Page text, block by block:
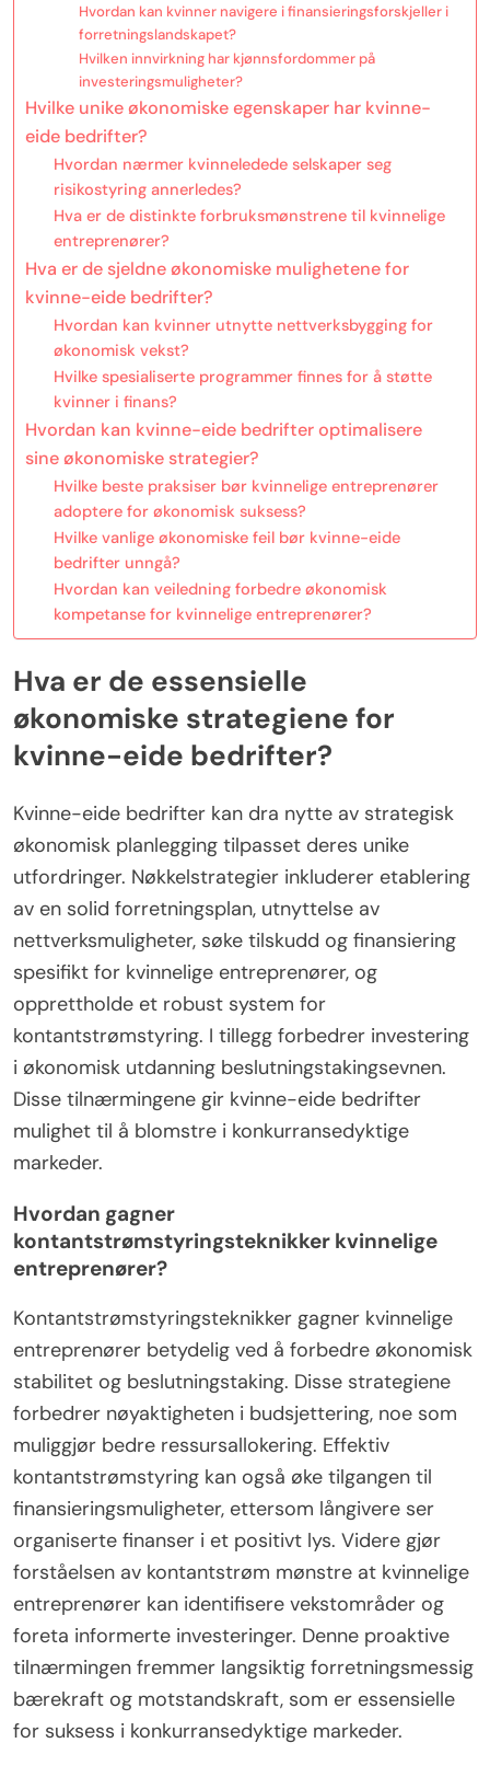
Hvordan kan kvinner navigere i finansieringsforskjeller i
forretningslandskapet?
Hvilken innvirkning har kjønnsfordommer på
investeringsmuligheter?
Hvilke unike økonomiske egenskaper har kvinne-
eide bedrifter?
Hvordan nærmer kvinneledede selskaper seg
risikostyring annerledes?
Hva er de distinkte forbruksmønstrene til kvinnelige
entreprenører?
Hva er de sjeldne økonomiske mulighetene for
kvinne-eide bedrifter?
Hvordan kan kvinner utnytte nettverksbygging for
økonomisk vekst?
Hvilke spesialiserte programmer finnes for å støtte
kvinner i finans?
Hvordan kan kvinne-eide bedrifter optimalisere
sine økonomiske strategier?
Hvilke beste praksiser bør kvinnelige entreprenører
adoptere for økonomisk suksess?
Hvilke vanlige økonomiske feil bør kvinne-eide
bedrifter unngå?
Hvordan kan veiledning forbedre økonomisk
kompetanse for kvinnelige entreprenører?
Hva er de essensielle
økonomiske strategiene for
kvinne-eide bedrifter?
Kvinne-eide bedrifter kan dra nytte av strategisk
økonomisk planlegging tilpasset deres unike
utfordringer. Nøkkelstrategier inkluderer etablering
av en solid forretningsplan, utnyttelse av
nettverksmuligheter, søke tilskudd og finansiering
spesifikt for kvinnelige entreprenører, og
opprettholde et robust system for
kontantstrømstyring. I tillegg forbedrer investering
i økonomisk utdanning beslutningstakingsevnen.
Disse tilnærmingene gir kvinne-eide bedrifter
mulighet til å blomstre i konkurransedyktige
markeder.
Hvordan gagner
kontantstrømstyringsteknikker kvinnelige
entreprenører?
Kontantstrømstyringsteknikker gagner kvinnelige
entreprenører betydelig ved å forbedre økonomisk
stabilitet og beslutningstaking. Disse strategiene
forbedrer nøyaktigheten i budsjettering, noe som
muliggjør bedre ressursallokering. Effektiv
kontantstrømstyring kan også øke tilgangen til
finansieringsmuligheter, ettersom långivere ser
organiserte finanser i et positivt lys. Videre gjør
forståelsen av kontantstrøm mønstre at kvinnelige
entreprenører kan identifisere vekstområder og
foreta informerte investeringer. Denne proaktive
tilnærmingen fremmer langsiktig forretningsmessig
bærekraft og motstandskraft, som er essensielle
for suksess i konkurransedyktige markeder.